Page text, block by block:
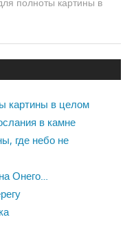
полноты картины в
картины в целом
в камне
где небо не
Онего…